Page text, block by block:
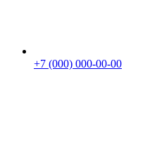
+7 (000) 000-00-00